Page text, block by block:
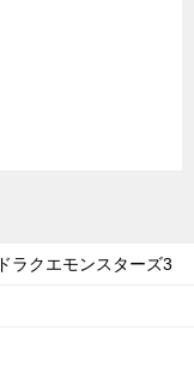
ドラクエモンスターズ3